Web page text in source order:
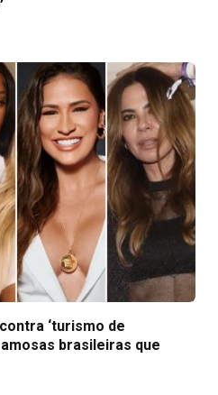
‘turismo de
brasileiras que